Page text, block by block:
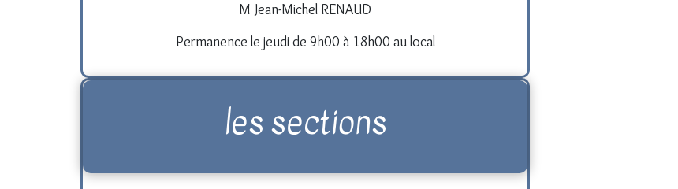
M Jean-Michel RENAUD
Permanence le jeudi de 9h00 à 18h00 au local
les sections